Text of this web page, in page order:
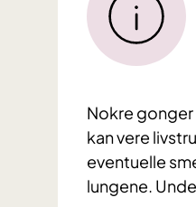
Nokre
kan vere
eventuelle
lungene.